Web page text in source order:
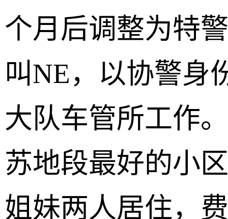
个月后调整为特
叫NE，以协警身
大队车管所工作
苏地段最好的小
姐妹两人居住，